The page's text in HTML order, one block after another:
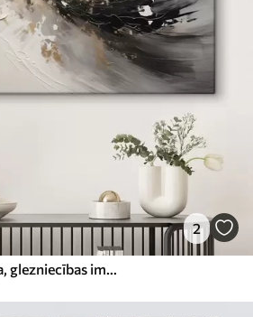
2
Abstrakta kompozīcija, glezniecības imitācija